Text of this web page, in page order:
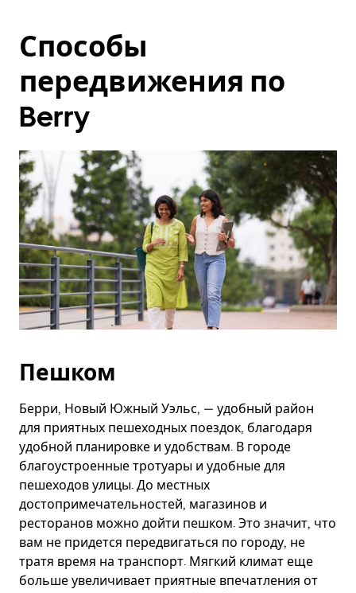
Способы
передвижения по
Berry
Пешком
Берри, Новый Южный Уэльс, — удобный район
для приятных пешеходных поездок, благодаря
удобной планировке и удобствам. В городе
благоустроенные тротуары и удобные для
пешеходов улицы. До местных
достопримечательностей, магазинов и
ресторанов можно дойти пешком. Это значит, что
вам не придется передвигаться по городу, не
тратя время на транспорт. Мягкий климат еще
больше увеличивает приятные впечатления от